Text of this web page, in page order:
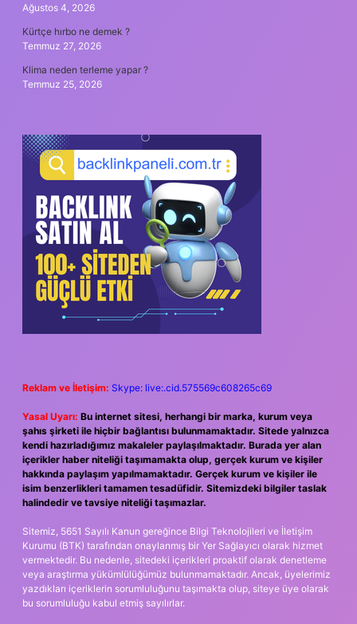
Ağustos 4, 2026
Kürtçe hırbo ne demek ?
Temmuz 27, 2026
Klima neden terleme yapar ?
Temmuz 25, 2026
Reklam ve İletişim: Skype: live:.cid.575569c608265c69
Yasal Uyarı: Bu internet sitesi, herhangi bir marka, kurum veya
şahıs şirketi ile hiçbir bağlantısı bulunmamaktadır. Sitede yalnızca
kendi hazırladığımız makaleler paylaşılmaktadır. Burada yer alan
içerikler haber niteliği taşımamakta olup, gerçek kurum ve kişiler
hakkında paylaşım yapılmamaktadır. Gerçek kurum ve kişiler ile
isim benzerlikleri tamamen tesadüfidir. Sitemizdeki bilgiler taslak
halindedir ve tavsiye niteliği taşımazlar.
Sitemiz, 5651 Sayılı Kanun gereğince Bilgi Teknolojileri ve İletişim
Kurumu (BTK) tarafından onaylanmış bir Yer Sağlayıcı olarak hizmet
vermektedir. Bu nedenle, sitedeki içerikleri proaktif olarak denetleme
veya araştırma yükümlülüğümüz bulunmamaktadır. Ancak, üyelerimiz
yazdıkları içeriklerin sorumluluğunu taşımakta olup, siteye üye olarak
bu sorumluluğu kabul etmiş sayılırlar.